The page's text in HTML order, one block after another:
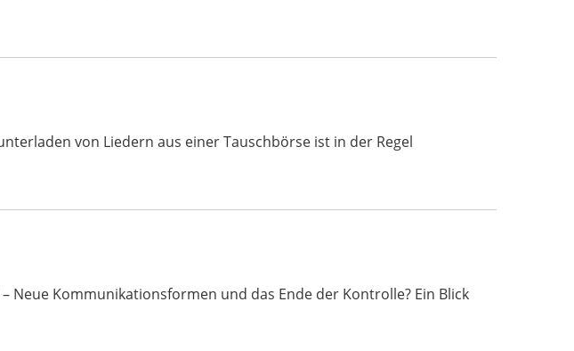
von Liedern aus einer Tauschbörse ist in der Regel
Neue Kommunikationsformen und das Ende der Kontrolle? Ein Blick